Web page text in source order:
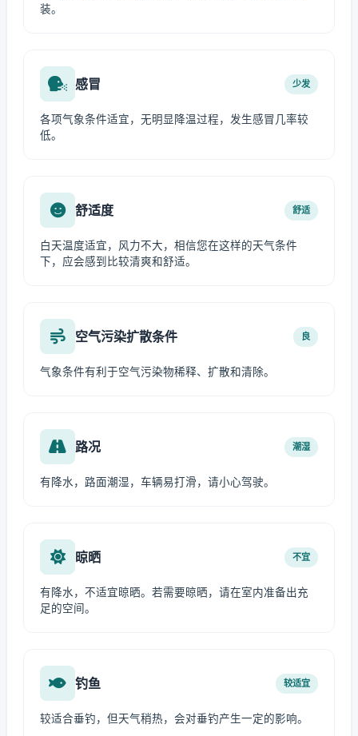
装。
感冒 少发
各项气象条件适宜，无明显降温过程，发生感冒几率较
低。
舒适度 舒适
白天温度适宜，风力不大，相信您在这样的天气条件
下，应会感到比较清爽和舒适。
空气污染扩散条件 良
气象条件有利于空气污染物稀释、扩散和清除。
路况 潮湿
有降水，路面潮湿，车辆易打滑，请小心驾驶。
晾晒 不宜
有降水，不适宜晾晒。若需要晾晒，请在室内准备出充
足的空间。
钓鱼 较适宜
较适合垂钓，但天气稍热，会对垂钓产生一定的影响。